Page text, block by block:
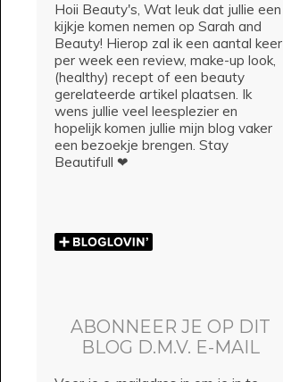
Hoii Beauty's, Wat leuk dat jullie een
kijkje komen nemen op Sarah and
Beauty! Hierop zal ik een aantal keer
per week een review, make-up look,
(healthy) recept of een beauty
gerelateerde artikel plaatsen. Ik
wens jullie veel leesplezier en
hopelijk komen jullie mijn blog vaker
een bezoekje brengen. Stay
Beautifull ❤
ABONNEER JE OP DIT
BLOG D.M.V. E-MAIL